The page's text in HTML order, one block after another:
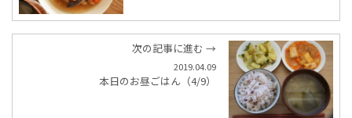
次の記事に進む →
2019.04.09
本日のお昼ごはん（4/9）